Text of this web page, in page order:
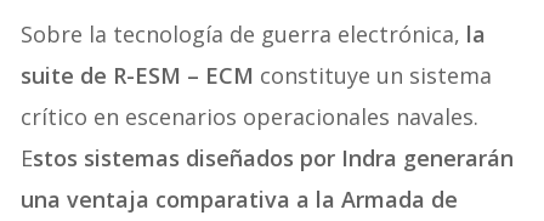
Sobre la tecnología de guerra electrónica, la
suite de R-ESM – ECM constituye un sistema
crítico en escenarios operacionales navales.
Estos sistemas diseñados por Indra generarán
una ventaja comparativa a la Armada de